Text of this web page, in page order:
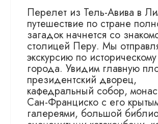
Перелет из Тель-Авива в
путешествие по стране
загадок начнется со
столицей Перу. Мы
экскурсию по
города. Увидим главную
президентский дворец,
кафедральный собор,
Сан-Франциско с его
галереями, большой